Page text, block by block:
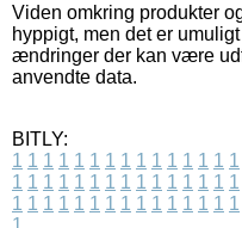
Viden omkring produkter
hyppigt, men det er
ændringer der kan være
anvendte data.
BITLY:
1 1 1 1 1 1 1 1 1 1 1 1 1 1 1
1 1 1 1 1 1 1 1 1 1 1 1 1 1 1
1 1 1 1 1 1 1 1 1 1 1 1 1 1 1